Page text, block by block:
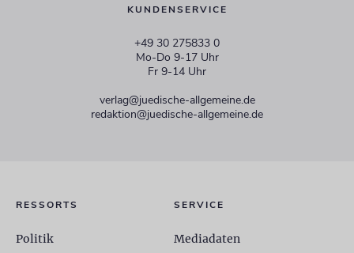
KUNDENSERVICE
+49 30 275833 0
Mo-Do 9-17 Uhr
Fr 9-14 Uhr
verlag@juedische-allgemeine.de
redaktion@juedische-allgemeine.de
RESSORTS
Politik
SERVICE
Mediadaten